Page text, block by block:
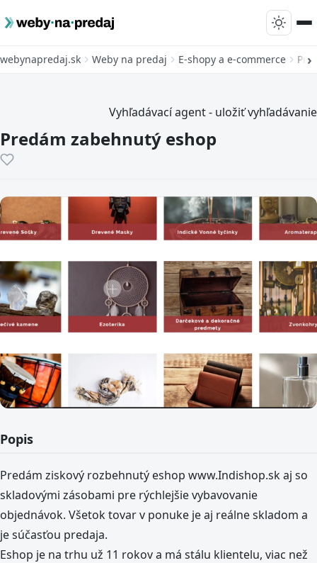
webynapredaj.sk Weby na predaj E-shopy a e-commerce
Vyhľadávací agent - uložiť vyhľadávanie
Predám zabehnutý eshop
Popis
Predám ziskový rozbehnutý eshop www.Indishop.sk aj so
skladovými zásobami pre rýchlejšie vybavovanie
objednávok. Všetok tovar v ponuke je aj reálne skladom a
je súčasťou predaja.
Eshop je na trhu už 11 rokov a má stálu klientelu, viac než